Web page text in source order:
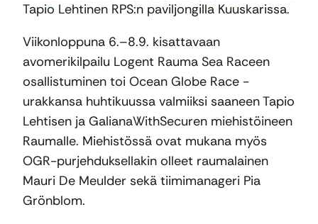
Tapio Lehtinen RPS:n paviljongilla Kuuskarissa.
Viikonloppuna 6.–8.9. kisattavaan
avomerikilpailu Logent Rauma Sea Raceen
osallistuminen toi Ocean Globe Race -
urakkansa huhtikuussa valmiiksi saaneen Tapio
Lehtisen ja GalianaWithSecuren miehistöineen
Raumalle. Miehistössä ovat mukana myös
OGR-purjehduksellakin olleet raumalainen
Mauri De Meulder sekä tiimimanageri Pia
Grönblom.